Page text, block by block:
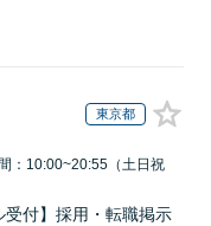
東京都
：10:00~20:55（土日祝
受付】採用・転職掲示